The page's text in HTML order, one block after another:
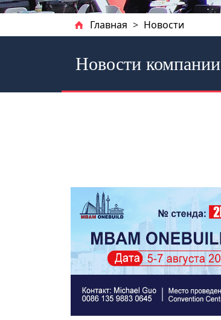
Главная > Новости
Новости компании